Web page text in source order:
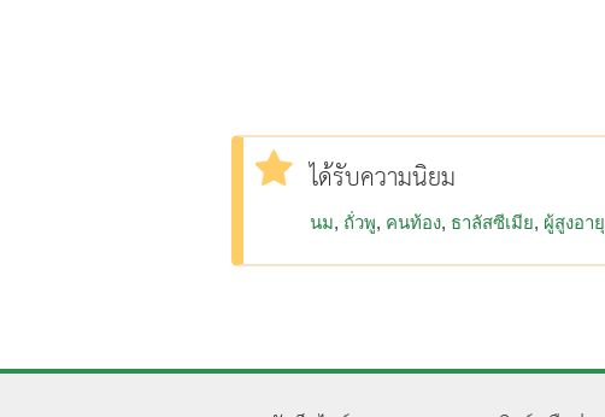
ได้รับความนิยม
นม ถั่วพู คนท้อง ธาลัสซีเมีย ผู้สูงอายุ